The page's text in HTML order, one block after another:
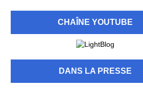
CHAÎNE YOUTUBE
DANS LA PRESSE